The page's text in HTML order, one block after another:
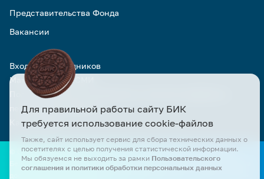
Представительства Фонда
Вакансии
Вход для сотрудников
Материалы для СМИ
Пользовательское соглашение и политика обработки
персональных данных
Карта сайта
© Официальный сайт АО «БИК» и АО «Фонд развития территории
Белгородской области». Все права защищены. Все материалы сайта
Для правильной работы сайту БИК
требуется использование cookie-файлов
Также, сайт использует сервис для сбора технических данных о
посетителях с целью получения статистической информации.
Мы обязуемся не выходить за рамки Пользовательского
соглашения и политики обработки персональных данных